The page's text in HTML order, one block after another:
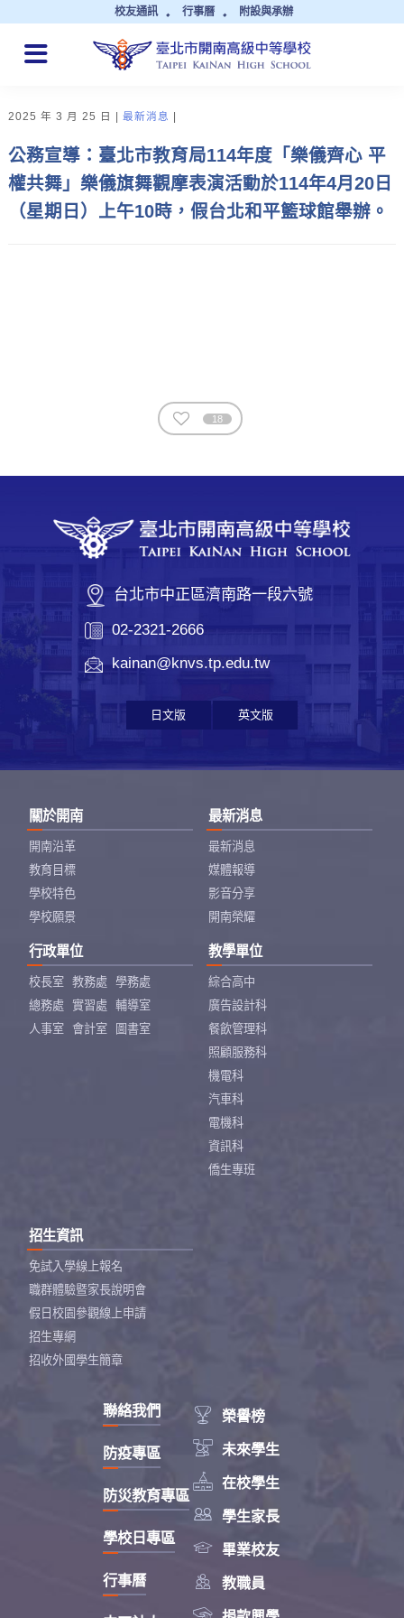
校友通訊 行事曆 附設與承辦
QUICK LINKS
2025 年 3 月 25 日 最新消息
公務宣導：臺北市教育局114年度「樂儀齊心 平
權共舞」樂儀旗舞觀摩表演活動於114年4月20日
（星期日）上午10時，假台北和平籃球館舉辦。
18
台北市中正區濟南路一段六號
02-2321-2666
kainan@knvs.tp.edu.tw
日文版 英文版
關於開南
開南沿革
教育目標
學校特色
學校願景
最新消息
最新消息
媒體報導
影音分享
開南榮耀
行政單位
校長室 教務處
學務處
總務處
實習處
輔導室
人事室
會計室 圖書室
教學單位
綜合高中
廣告設計科
餐飲管理科
照顧服務科
機電科
汽車科
電機科
資訊科
僑生專班
招生資訊
免試入學線上報名
職群體驗暨家長說明會
假日校園參觀線上申請
招生專網
招收外國學生簡章
 榮譽榜
 未來學生
 在校學生
 學生家長
 畢業校友
 教職員
聯絡我們
防疫專區
防災教育專區
學校日專區
行事曆